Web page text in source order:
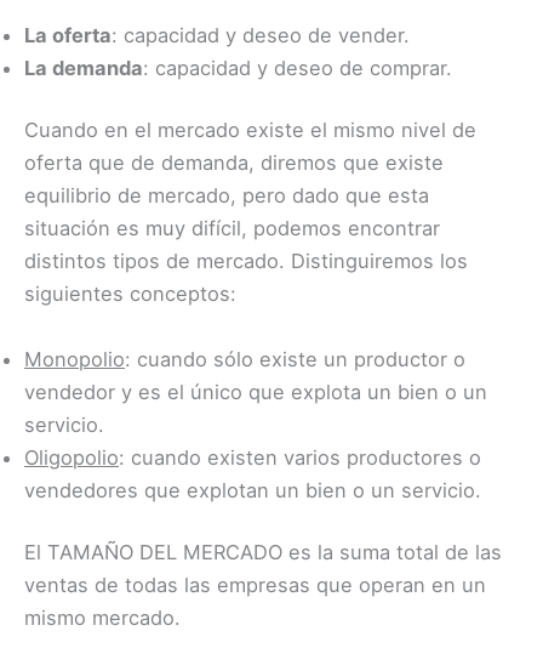
La oferta: capacidad y deseo de vender.
La demanda: capacidad y deseo de comprar.
Cuando en el mercado existe el mismo nivel de
oferta que de demanda, diremos que existe
equilibrio de mercado, pero dado que esta
situación es muy difícil, podemos encontrar
distintos tipos de mercado. Distinguiremos los
siguientes conceptos:
Monopolio: cuando sólo existe un productor o
vendedor y es el único que explota un bien o un
servicio.
Oligopolio: cuando existen varios productores o
vendedores que explotan un bien o un servicio.
El TAMAÑO DEL MERCADO es la suma total de las
ventas de todas las empresas que operan en un
mismo mercado.